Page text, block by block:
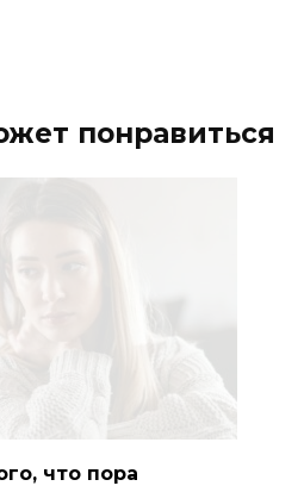
понравиться
что пора